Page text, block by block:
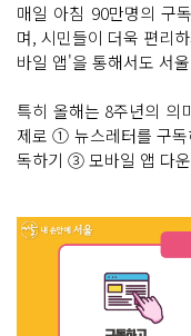
매일 아침 90만명의 구
며, 시민들이 더욱 편리
바일 앱'을 통해서도 서
특히 올해는 8주년의 의
제로 ① 뉴스레터를 구
독하기 ③ 모바일 앱 다